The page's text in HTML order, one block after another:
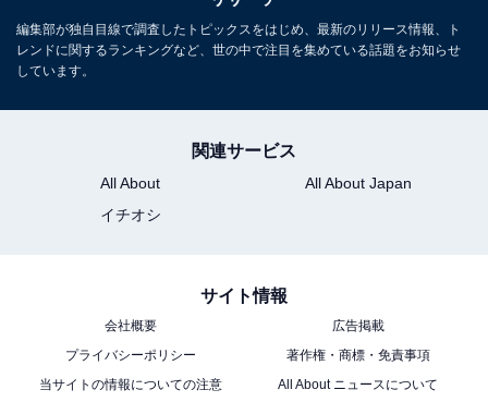
編集部が独自目線で調査したトピックスをはじめ、最新のリリース情報、ト
レンドに関するランキングなど、世の中で注目を集めている話題をお知らせ
しています。
関連サービス
All About
All About Japan
イチオシ
サイト情報
会社概要
広告掲載
プライバシーポリシー
著作権・商標・免責事項
当サイトの情報についての注意
All About ニュースについて